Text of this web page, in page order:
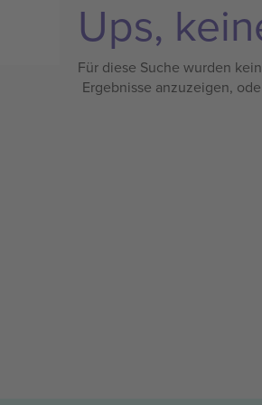
Ups,
Für diese Suche wurden
Ergebnisse anzuzeigen,